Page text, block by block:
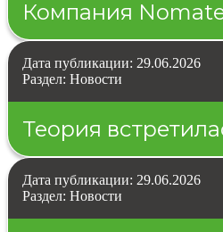
Компания
Дата публикации: 29.06.2026
Раздел: Новости
Теория
Дата публикации: 29.06.2026
Раздел: Новости